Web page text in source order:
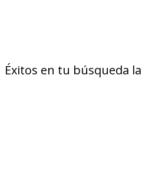
Éxitos en tu búsqueda